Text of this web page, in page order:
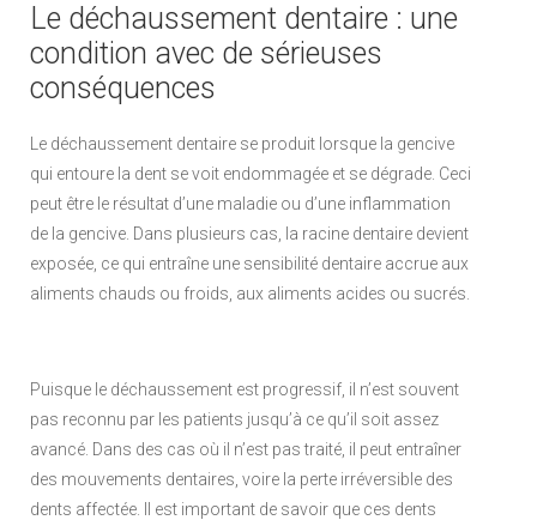
Le déchaussement dentaire : une
condition avec de sérieuses
conséquences
Le déchaussement dentaire se produit lorsque la gencive
qui entoure la dent se voit endommagée et se dégrade. Ceci
peut être le résultat d’une maladie ou d’une inflammation
de la gencive. Dans plusieurs cas, la racine dentaire devient
exposée, ce qui entraîne une sensibilité dentaire accrue aux
aliments chauds ou froids, aux aliments acides ou sucrés.
Puisque le déchaussement est progressif, il n’est souvent
pas reconnu par les patients jusqu’à ce qu’il soit assez
avancé. Dans des cas où il n’est pas traité, il peut entraîner
des mouvements dentaires, voire la perte irréversible des
dents affectée. Il est important de savoir que ces dents